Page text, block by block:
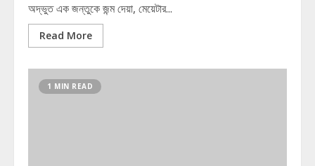
অদ্ভুত এক জন্তুকে জন্ম দেয়া, মেয়েটার...
Read More
1 MIN READ